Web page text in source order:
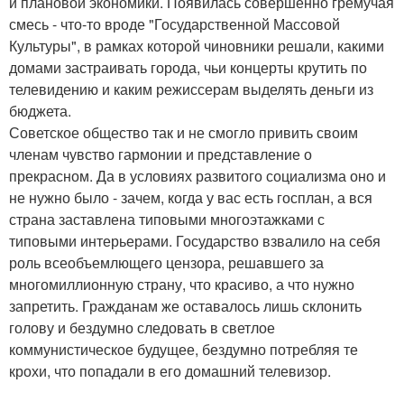
смесь - что-то вроде "Государственной Массовой
Культуры", в рамках которой чиновники решали, какими
домами застраивать города, чьи концерты крутить по
телевидению и каким режиссерам выделять деньги из
бюджета.
Советское общество так и не смогло привить своим
членам чувство гармонии и представление о
прекрасном. Да в условиях развитого социализма оно и
не нужно было - зачем, когда у вас есть госплан, а вся
страна заставлена типовыми многоэтажками с
типовыми интерьерами. Государство взвалило на себя
роль всеобъемлющего цензора, решавшего за
многомиллионную страну, что красиво, а что нужно
запретить. Гражданам же оставалось лишь склонить
голову и бездумно следовать в светлое
коммунистическое будущее, бездумно потребляя те
крохи, что попадали в его домашний телевизор.